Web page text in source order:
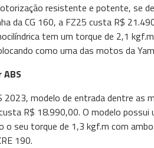
resistente e potente, se
da CG 160, a FZ25 custa R$
tem um torque de 2,1
como uma das motos da
ABS
2023, modelo de entrada dentre
R$ 18.990,00. O modelo
o seu torque de 1,3 kgf.m com
190.